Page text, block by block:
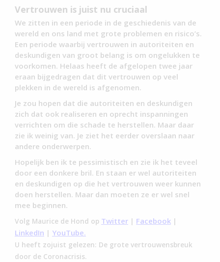
Vertrouwen is juist nu cruciaal
We zitten in een periode in de geschiedenis van de
wereld en ons land met grote problemen en risico’s.
Een periode waarbij vertrouwen in autoriteiten en
deskundigen van groot belang is om ongelukken te
voorkomen. Helaas heeft de afgelopen twee jaar
eraan bijgedragen dat dit vertrouwen op veel
plekken in de wereld is afgenomen.
Je zou hopen dat die autoriteiten en deskundigen
zich dat ook realiseren en oprecht inspanningen
verrichten om die schade te herstellen. Maar daar
zie ik weinig van. Je ziet het eerder overslaan naar
andere onderwerpen.
Hopelijk ben ik te pessimistisch en zie ik het teveel
door een donkere bril. En staan er wel autoriteiten
en deskundigen op die het vertrouwen weer kunnen
doen herstellen. Maar dan moeten ze er wel snel
mee beginnen.
Volg Maurice de Hond op Twitter | Facebook |
LinkedIn | YouTube.
U heeft zojuist gelezen: De grote vertrouwensbreuk
door de Coronacrisis.